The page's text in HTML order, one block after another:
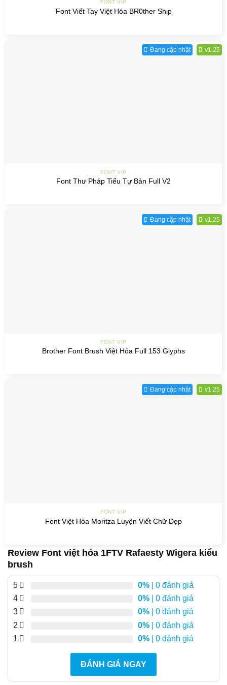
FONT VIP
Font Viết Tay Việt Hóa BR0ther Ship
Đang cập nhật v1.25
FONT VIP
Font Thư Pháp Tiểu Tự Bản Full V2
Đang cập nhật v1.25
FONT VIP
Brother Font Brush Việt Hóa Full 153 Glyphs
Đang cập nhật v1.25
FONT VIP
Font Việt Hóa Moritza Luyện Viết Chữ Đẹp
Review Font việt hóa 1FTV Rafaesty Wigera kiểu
brush
5 0% | 0 đánh giá
4
0% | 0 đánh giá
3
0% | 0 đánh giá
2
0% | 0 đánh giá
1
0% | 0 đánh giá
ĐÁNH GIÁ NGAY